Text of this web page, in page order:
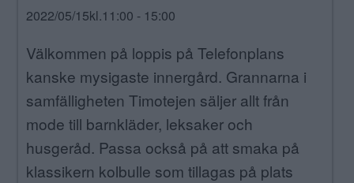
NÄRINGSLIV
MER
2022/05/15kl.11:00 - 15:00
Välkommen på loppis på Telefonplans
kanske mysigaste innergård. Grannarna i
samfälligheten Timotejen säljer allt från
mode till barnkläder, leksaker och
husgeråd. Passa också på att smaka på
klassikern kolbulle som tillagas på plats